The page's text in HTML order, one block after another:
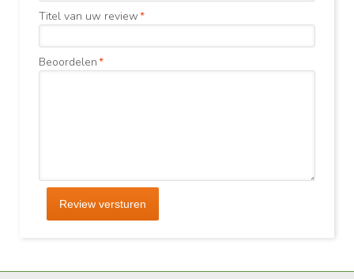
*
Titel van uw review
*
Beoordelen
Review versturen